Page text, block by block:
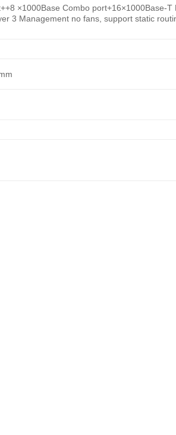
×1000Base Combo port+16×1000Base-T
3 Management no fans, support static